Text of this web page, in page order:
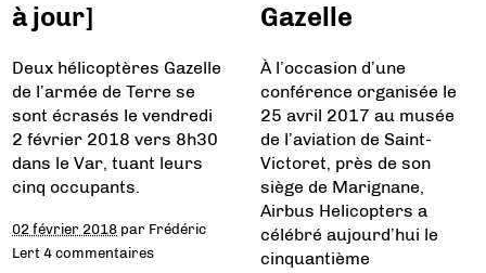
à jour]
Deux hélicoptères Gazelle
de l’armée de Terre se
sont écrasés le vendredi
2 février 2018 vers 8h30
dans le Var, tuant leurs
cinq occupants.
02 février 2018 par Frédéric
Lert 4 commentaires
Gazelle
À l’occasion d’une
conférence organisée le
25 avril 2017 au musée
de l’aviation de Saint-
Victoret, près de son
siège de Marignane,
Airbus Helicopters a
célébré aujourd’hui le
cinquantième